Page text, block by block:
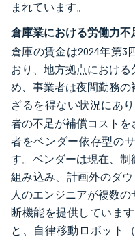
まれています。
倉庫業における労働力
倉庫の賃金は2024年第3
おり、地方拠点におけ
め、事業者は夜間勤務
ざるを得ない状況にあり
者の不足が補償コスト
者をベンダー依存型の
す。ベンダーは現在、
組み込み、計画外のダ
人のエンジニアが複数
断機能を提供していま
と、自律移動ロボット